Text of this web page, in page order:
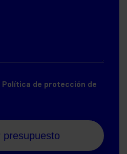
Política de protección de